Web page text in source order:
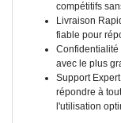
compétitifs
Livraison
fiable pour
Confidentialité
avec le plus
Support
répondre à
l'utilisation